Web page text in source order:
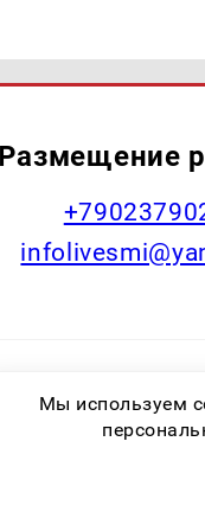
Размещение
эл. почты:
технологий
права защищены
Мы используем